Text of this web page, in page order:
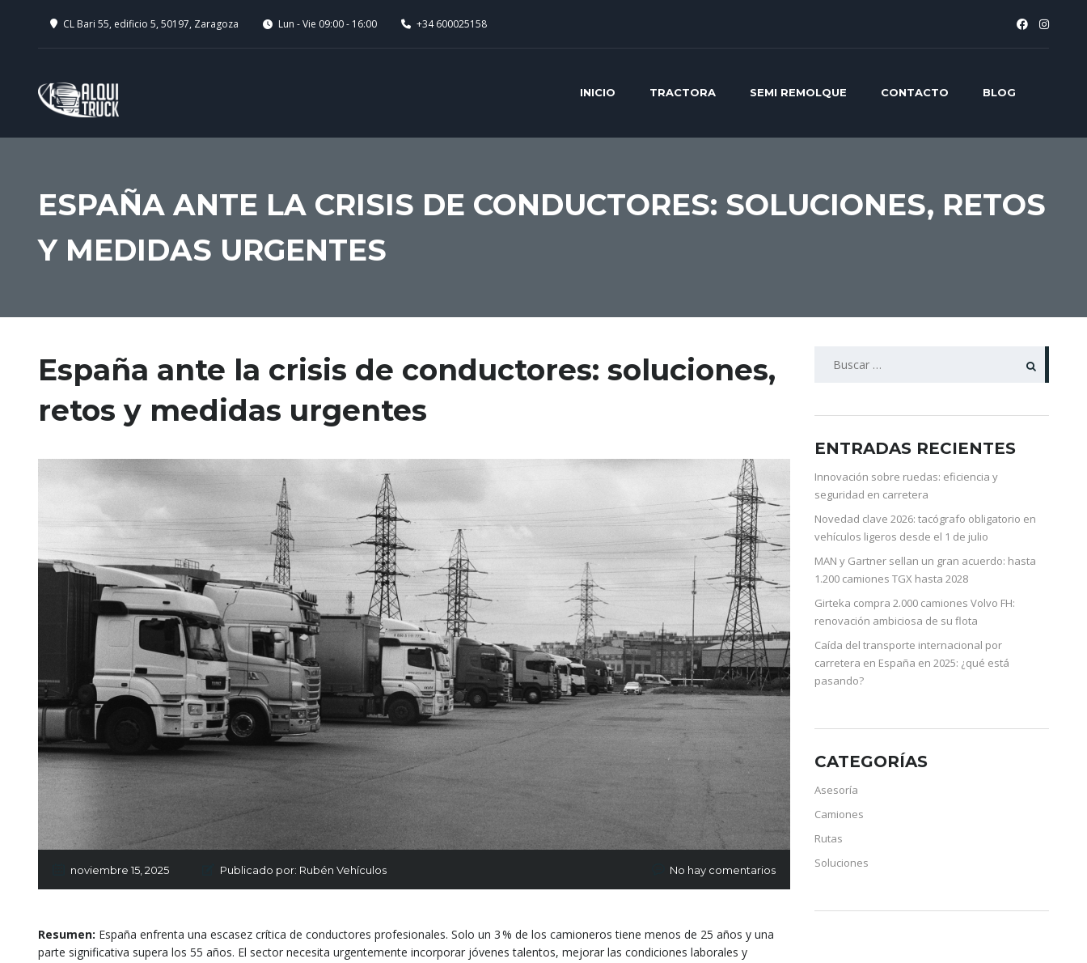
CL Bari 55, edificio 5, 50197, Zaragoza Lun - Vie 09:00 - 16:00 +34 600025158
INICIO TRACTORA SEMI REMOLQUE CONTACTO BLOG
ESPAÑA ANTE LA CRISIS DE CONDUCTORES: SOLUCIONES, RETOS
Y MEDIDAS URGENTES
España ante la crisis de conductores: soluciones,
retos y medidas urgentes
noviembre 15, 2025 Publicado por: Rubén Vehículos No hay comentarios
Resumen: España enfrenta una escasez crítica de conductores profesionales. Solo un 3 % de los camioneros tiene menos de 25 años y una
parte significativa supera los 55 años. El sector necesita urgentemente incorporar jóvenes talentos, mejorar las condiciones laborales y
BUSCAR:
ENTRADAS RECIENTES
Innovación sobre ruedas: eficiencia y
seguridad en carretera
Novedad clave 2026: tacógrafo obligatorio en
vehículos ligeros desde el 1 de julio
MAN y Gartner sellan un gran acuerdo: hasta
1.200 camiones TGX hasta 2028
Girteka compra 2.000 camiones Volvo FH:
renovación ambiciosa de su flota
Caída del transporte internacional por
carretera en España en 2025: ¿qué está
pasando?
CATEGORÍAS
Asesoría
Camiones
Rutas
Soluciones